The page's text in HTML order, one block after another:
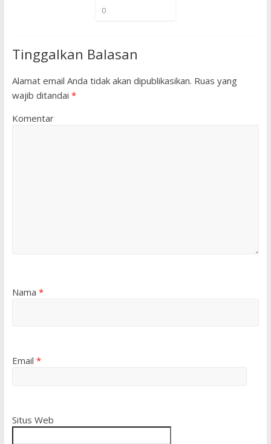
0
Tinggalkan Balasan
Alamat email Anda tidak akan dipublikasikan. Ruas yang
wajib ditandai *
Komentar
Nama *
Email *
Situs Web